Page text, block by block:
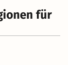
für